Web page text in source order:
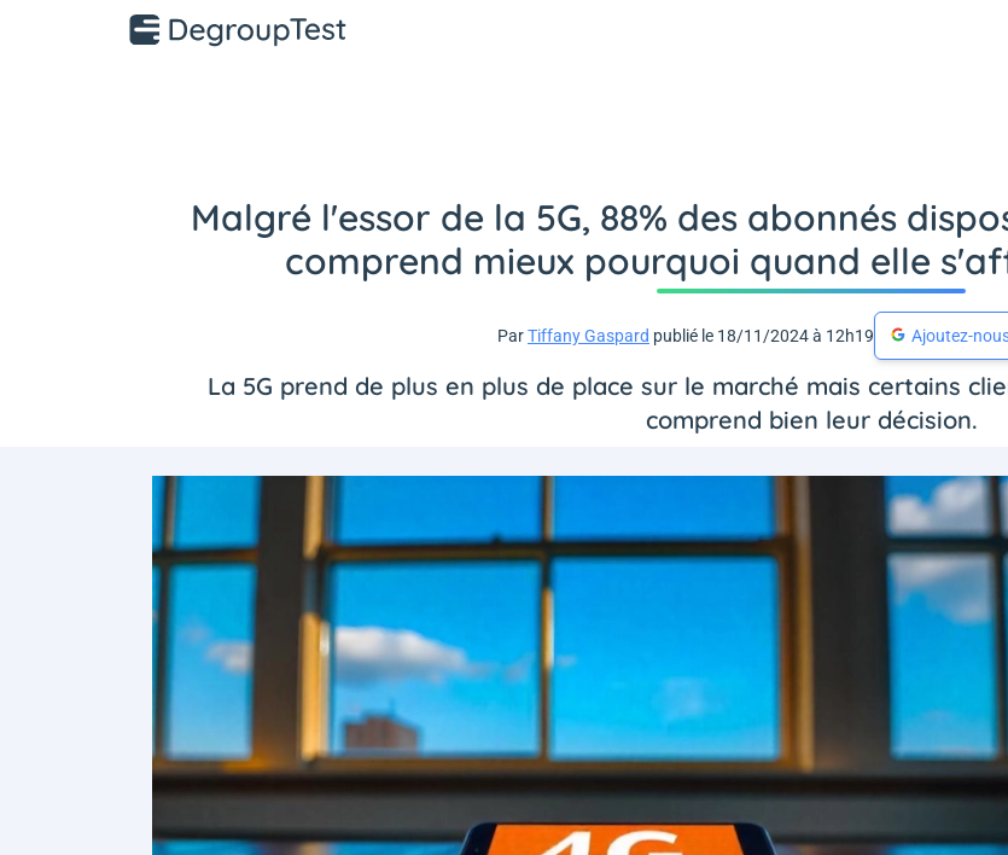
Malgré l'essor de la 5G, 88% des abonnés
comprend mieux pourquoi quand elle
ParTiffany Gaspard publié le 18/11/2024 à 12h19 Ajoutez-
La 5G prend de plus en plus de place sur le marché mais certains
comprend bien leur décision.